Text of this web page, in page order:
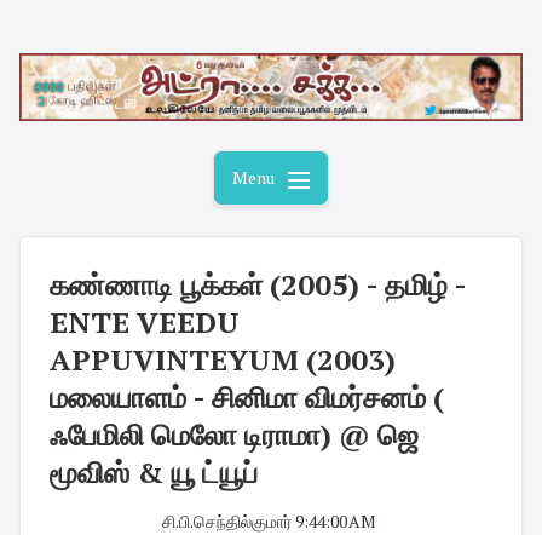
content
Menu
கண்ணாடி பூக்கள் (2005) - தமிழ் -
ENTE VEEDU
APPUVINTEYUM (2003)
மலையாளம் - சினிமா விமர்சனம் (
ஃபேமிலி மெலோ டிராமா) @ ஜெ
மூவிஸ் & யூ ட்யூப்
சி.பி.செந்தில்குமார்9:44:00 AM